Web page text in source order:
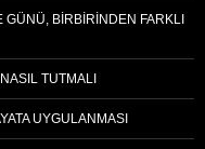
GÜNÜ, BIRBIRINDEN FARKLI
TUTMALI
UYGULANMASI